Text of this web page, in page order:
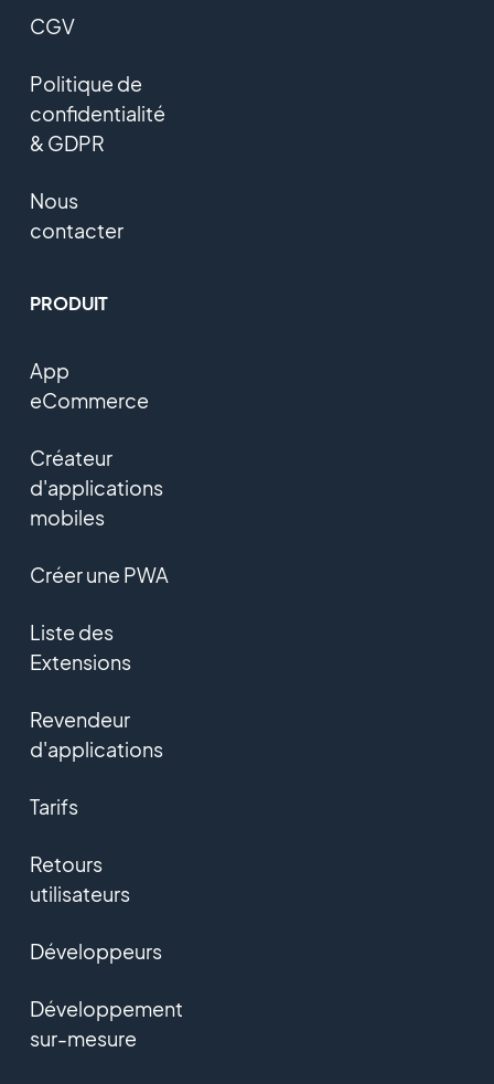
CGV
Politique de
confidentialité
& GDPR
Nous
contacter
PRODUIT
App
eCommerce
Créateur
d'applications
mobiles
Créer une PWA
Liste des
Extensions
Revendeur
d'applications
Tarifs
Retours
utilisateurs
Développeurs
Développement
sur-mesure